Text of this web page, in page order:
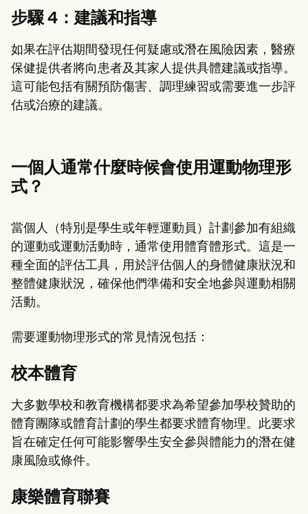
步驟 4：建議和指導
如果在評估期間發現任何疑慮或潛在風險因素，醫療
保健提供者將向患者及其家人提供具體建議或指導。
這可能包括有關預防傷害、調理練習或需要進一步評
估或治療的建議。
一個人通常什麼時候會使用運動物理形
式？
當個人（特別是學生或年輕運動員）計劃參加有組織
的運動或運動活動時，通常使用體育體形式。這是一
種全面的評估工具，用於評估個人的身體健康狀況和
整體健康狀況，確保他們準備和安全地參與運動相關
活動。
需要運動物理形式的常見情況包括：
校本體育
大多數學校和教育機構都要求為希望參加學校贊助的
體育團隊或體育計劃的學生都要求體育物理。此要求
旨在確定任何可能影響學生安全參與體能力的潛在健
康風險或條件。
康樂體育聯賽